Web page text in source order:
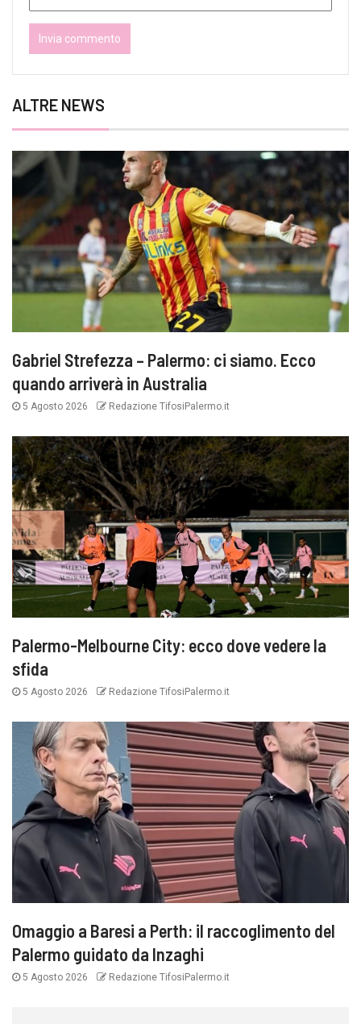
ALTRE NEWS
Gabriel Strefezza – Palermo: ci siamo. Ecco
quando arriverà in Australia
5 Agosto 2026 Redazione TifosiPalermo.it
Palermo-Melbourne City: ecco dove vedere la
sfida
5 Agosto 2026 Redazione TifosiPalermo.it
Omaggio a Baresi a Perth: il raccoglimento del
Palermo guidato da Inzaghi
5 Agosto 2026 Redazione TifosiPalermo.it